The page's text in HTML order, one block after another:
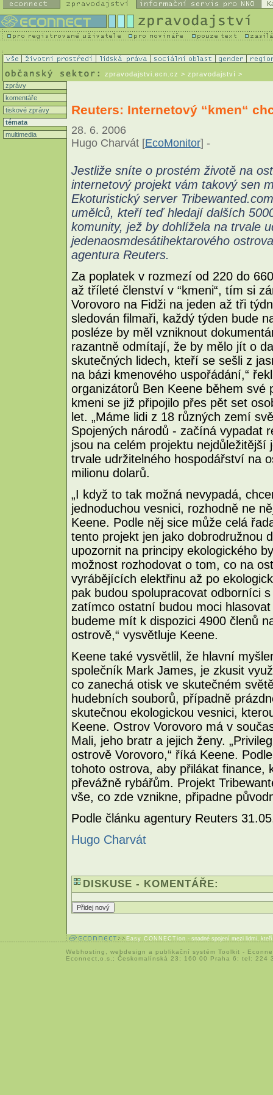
zpravodajstvi.ecn.cz > zpravodajství >
zprávy
komentáře
tiskové zprávy
témata
multimedia
Reuters: Internetový “kmen“
28. 6. 2006
Hugo Charvát [EcoMonitor] -
Jestliže sníte o prostém životě na
internetový projekt vám takový sen
Ekoturistický server
umělců, kteří teď hledají dalších
komunity, jež by dohlížela na trvale
jedenaosmdesátihektarového
agentura Reuters.
Za poplatek v rozmezí od 220 do
až tříleté členství v “kmeni“, tím si
Vorovoro na Fidži na jeden až tři
sledován filmaři, každý týden bude
posléze by měl vzniknout
razantně odmítají, že by mělo jít o
skutečných lidech, kteří se sešli z
na bázi kmenového uspořádání,“
organizátorů Ben Keene během
kmeni se již připojilo přes pět set
let. „Máme lidi z 18 různých zemí
Spojených národů - začíná vypadat
jsou na celém projektu
trvale udržitelného hospodářství na
milionu dolarů.
„I když to tak možná nevypadá,
jednoduchou vesnici, rozhodně ne
Keene. Podle něj sice může celá
tento projekt jen jako dobrodružnou
upozornit na principy ekologického
možnost rozhodovat o tom, co na
vyrábějících elektřinu až po
pak budou spolupracovat odborníci
zatímco ostatní budou moci
budeme mít k dispozici 4900 členů
ostrově,“ vysvětluje Keene.
Keene také vysvětlil, že hlavní
společník Mark James, je zkusit
co zanechá otisk ve skutečném
hudebních souborů, případně
skutečnou ekologickou vesnici,
Keene. Ostrov Vorovoro má v
Mali, jeho bratr a jejich ženy.
ostrově Vorovoro,“ říká Keene.
tohoto ostrova, aby přilákat finance,
převážně rybářům. Projekt
vše, co zde vznikne, připadne
Podle článku agentury Reuters
Hugo Charvát
DISKUSE - KOMENTÁŘE:
Easy CONNECTion - snadné spojení mezi lidmi,
Webhosting webdesign a publikační systém Toolkit -
Econnect,o.s.; Českomalínská 23; 160 00 Praha 6; tel: 224